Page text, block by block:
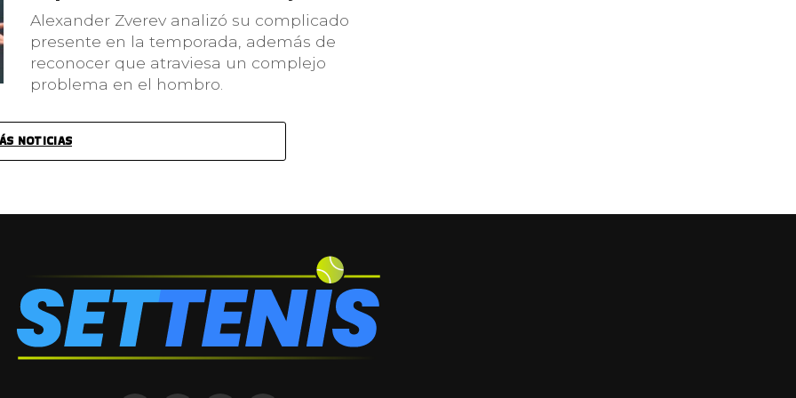
Alexander Zverev analizó su complicado
presente en la temporada, además de
reconocer que atraviesa un complejo
problema en el hombro.
NOTICIAS